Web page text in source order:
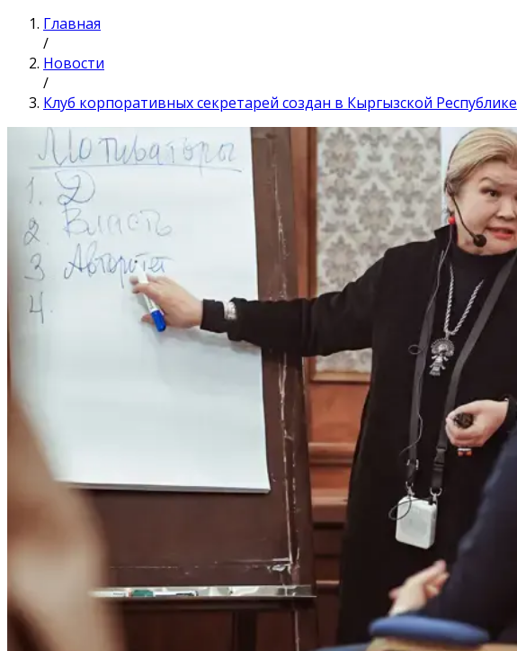
Главная
/
Новости
/
Клуб корпоративных секретарей создан в Кыргызской Республике